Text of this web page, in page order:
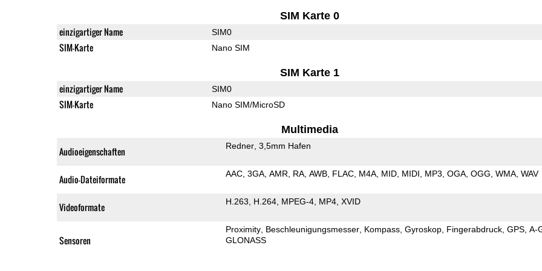
SIM Karte 0
einzigartiger Name SIM0
SIM-Karte Nano SIM
SIM Karte 1
einzigartiger Name SIM0
SIM-Karte Nano SIM/MicroSD
Multimedia
Audioeigenschaften Redner 3,5mm Hafen
Audio-Dateiformate AAC 3GA AMR RA AWB FLAC M4A MID MIDI MP3 OGA OGG WMA WAV
Videoformate H.263 H.264 MPEG-4 MP4 XVID
Sensoren
Proximity Beschleunigungsmesser Kompass Gyroskop Fingerabdruck GPS A-
GLONASS